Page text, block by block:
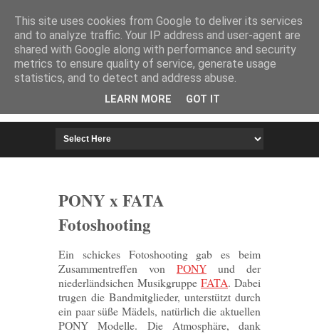
HOME IMPRESSUM
PONY x FATA
Fotoshooting
Ein schickes Fotoshooting gab es beim
Zusammentreffen von PONY und der
niederländsichen Musikgruppe FATA. Dabei
trugen die Bandmitglieder, unterstützt durch
ein paar süße Mädels, natürlich die aktuellen
PONY Modelle. Die Atmosphäre, dank
This site uses cookies from Google to deliver its services
and to analyze traffic. Your IP address and user-agent are
shared with Google along with performance and security
metrics to ensure quality of service, generate usage
statistics, and to detect and address abuse.
LEARN MORE GOT IT